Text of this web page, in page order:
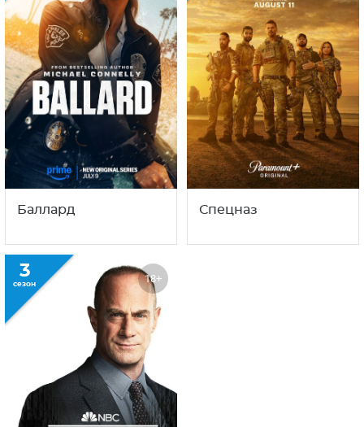
Баллард Спецназ
3
сезон 18+